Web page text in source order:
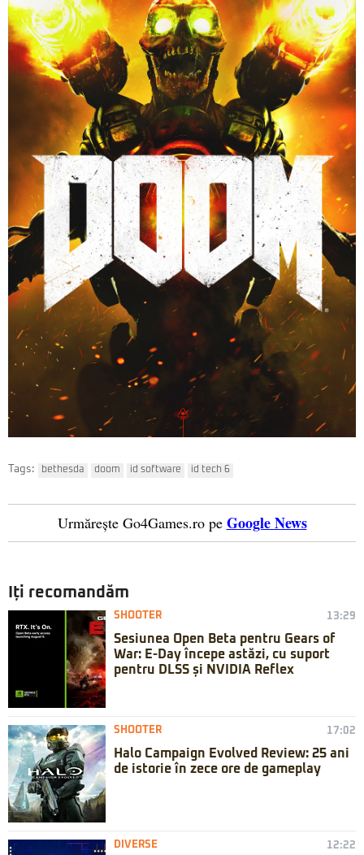
Tags: bethesda doom id software id tech 6
Urmărește Go4Games.ro pe Google News
Iți recomandăm
SHOOTER 13:29
Sesiunea Open Beta pentru Gears of
War: E-Day începe astăzi, cu suport
pentru DLSS și NVIDIA Reflex
SHOOTER 17:02
Halo Campaign Evolved Review: 25 ani
de istorie în zece ore de gameplay
DIVERSE 12:22